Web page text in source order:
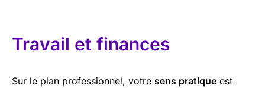
Travail et finances
Sur le plan professionnel, votre sens pratique est